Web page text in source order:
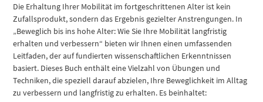
Die Erhaltung Ihrer Mobilität im fortgeschrittenen Alter ist kein
Zufallsprodukt, sondern das Ergebnis gezielter Anstrengungen. In
„Beweglich bis ins hohe Alter: Wie Sie Ihre Mobilität langfristig
erhalten und verbessern“ bieten wir Ihnen einen umfassenden
Leitfaden, der auf fundierten wissenschaftlichen Erkenntnissen
basiert. Dieses Buch enthält eine Vielzahl von Übungen und
Techniken, die speziell darauf abzielen, Ihre Beweglichkeit im Alltag
zu verbessern und langfristig zu erhalten. Es beinhaltet: